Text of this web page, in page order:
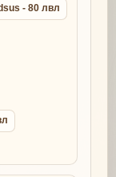
- 80 лвл